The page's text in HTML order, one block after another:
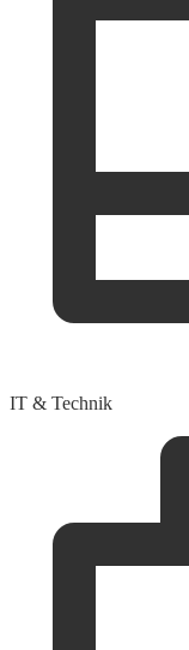
IT & Technik